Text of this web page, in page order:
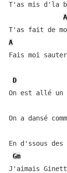
T'as mis d'la
A
Fais moi
D
On est allé un
On a dansé
En d'ssous
Gm
J'aimais